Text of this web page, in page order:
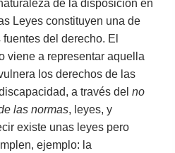
de la disposición en
Leyes constituyen una de
del derecho. El
viene a representar aquella
los derechos de las
a través del no
las normas, leyes, y
existe unas leyes pero
ejemplo: la